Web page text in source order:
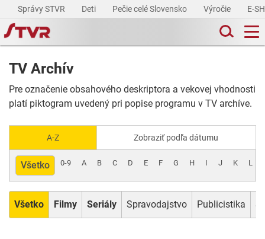
Správy STVR Deti Pečie celé Slovensko Výročie E-
TV Archív
Pre označenie obsahového deskriptora a vekovej vhodnosti
platí piktogram uvedený pri popise programu v TV archíve.
A-Z Zobraziť podľa dátumu
Všetko 0-9 A B C D E F G H I J K L
Všetko Filmy Seriály Spravodajstvo Publicistika